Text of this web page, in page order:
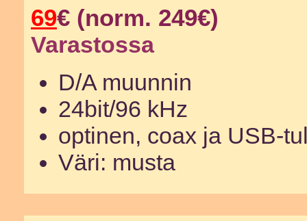
69€ (norm. 249€)
Varastossa
D/A muunnin
24bit/96 kHz
optinen, coax ja USB-
Väri: musta